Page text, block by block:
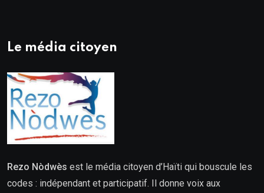
Le média citoyen
Rezo Nòdwès est le média citoyen d’Haïti qui bouscule les
codes : indépendant et participatif. Il donne voix aux